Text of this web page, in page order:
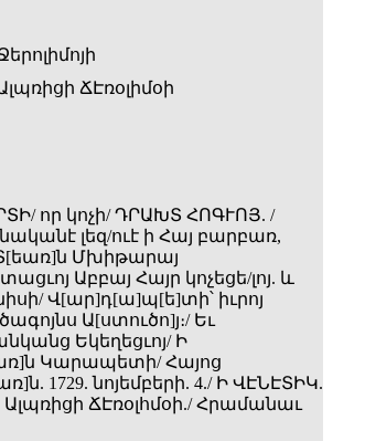
ՃԷռօլիմօի
որ կոչի/ ԴՐԱԽՏ ՀՈԳՒՈՅ. /
լեզ/ուէ ի Հայ բարբառ,
Մխիթարայ
Աբբայ Հայր կոչեցե/լոյ. և
Վ[ար]դ[ա]պ[ե]տի՝ իւրոյ
Ա[ստուծո]յ։/ Եւ
Եկեղեցւոյ/ Ի
Կարապետի/ Հայոց
1729. նոյեմբերի. 4./ Ի ՎԷՆԷՏԻԿ.
ՃԷռօլհմօի./ Հրամանաւ